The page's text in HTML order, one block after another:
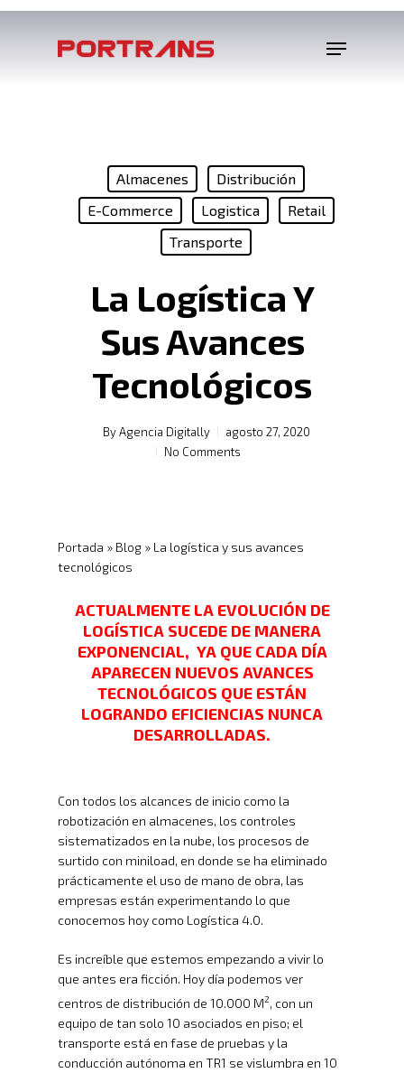
Almacenes
Distribución
E-Commerce
Logistica
Retail
Transporte
La Logística Y
Sus Avances
Tecnológicos
ByAgencia Digitally
agosto 27, 2020
No Comments
Portada » Blog » La logística y sus avances
tecnológicos
ACTUALMENTE LA EVOLUCIÓN DE
LOGÍSTICA SUCEDE DE MANERA
EXPONENCIAL, YA QUE CADA DÍA
APARECEN NUEVOS AVANCES
TECNOLÓGICOS QUE ESTÁN
LOGRANDO EFICIENCIAS NUNCA
DESARROLLADAS.
Con todos los alcances de inicio como la
robotización en almacenes, los controles
sistematizados en la nube, los procesos de
surtido con miniload, en donde se ha eliminado
prácticamente el uso de mano de obra, las
empresas están experimentando lo que
conocemos hoy como Logística 4.0.
Es increíble que estemos empezando a vivir lo
que antes era ficción. Hoy día podemos ver
centros de distribución de 10.000 M2, con un
equipo de tan solo 10 asociados en piso; el
transporte está en fase de pruebas y la
conducción autónoma en TR1 se vislumbra en 10